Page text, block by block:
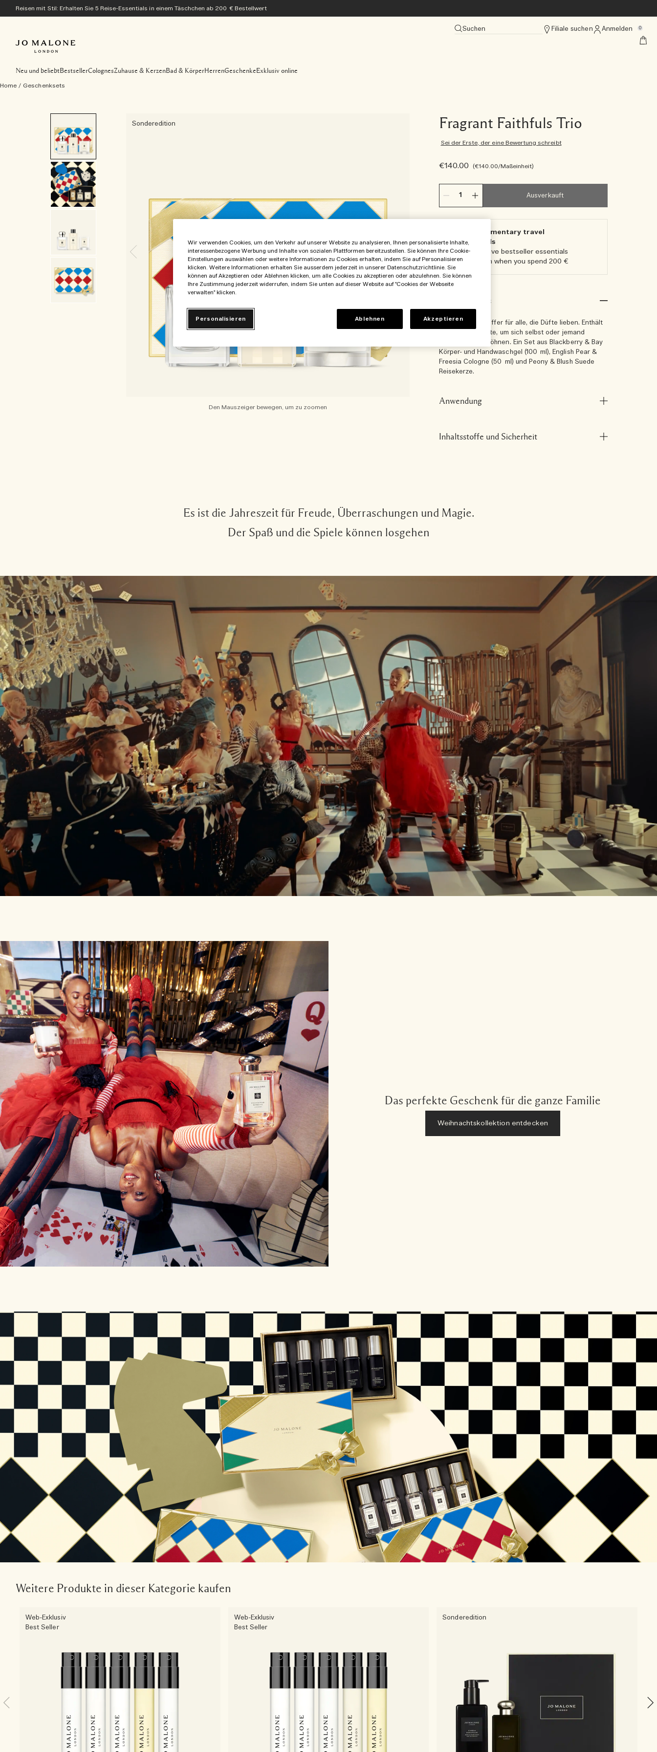
Reisen mit Stil: Erhalten Sie 5 Reise-Essentials in einem Täschchen ab 200 € Bestellwert
Suchen Filiale suchen Anmelden 0
Neu und beliebtBestsellerColognesZuhause & KerzenBad & KörperHerrenGeschenke Exklusiv online
Home / Geschenksets
Fragrant Faithfuls Trio
Sei der Erste, der eine Bewertung schreibt
Sonderedition
Den Mauszeiger bewegen, um zu zoomen
€140.00 €140.00/Maßeinheit
Ausverkauft
5 Complimentary travel
essentials​
Receive five bestseller essentials
in a pouch when you spend 200 €
Produktdetails
Ein echter Volltreffer für alle, die Düfte lieben. Enthält
drei beliebte Düfte, um sich selbst oder jemand
anderen zu verwöhnen. Ein Set aus Blackberry & Bay
Körper- und Handwaschgel (100 ml), English Pear &
Freesia Cologne (50 ml) und Peony & Blush Suede
Reisekerze.
Anwendung
Inhaltsstoffe und Sicherheit
Es ist die Jahreszeit für Freude, Überraschungen und Magie.
Der Spaß und die Spiele können losgehen
Das perfekte Geschenk für die ganze Familie
Weihnachtskollektion entdecken
Weitere Produkte in dieser Kategorie kaufen
Web-Exklusiv
Best Seller
Web-Exklusiv
Best Seller
Sonderedition
Wir verwenden Cookies, um den Verkehr auf unserer Website zu analysieren, Ihnen personalisierte Inhalte,
interessenbezogene Werbung und Inhalte von sozialen Plattformen bereitzustellen. Sie können Ihre Cookie-
Einstellungen auswählen oder weitere Informationen zu Cookies erhalten, indem Sie auf Personalisieren
klicken. Weitere Informationen erhalten Sie ausserdem jederzeit in unserer Datenschutzrichtlinie. Sie
können auf Akzeptieren oder Ablehnen klicken, um alle Cookies zu akzeptieren oder abzulehnen. Sie können
Ihre Zustimmung jederzeit widerrufen, indem Sie unten auf dieser Website auf "Cookies der Webseite
verwalten" klicken.
Personalisieren Ablehnen Akzeptieren